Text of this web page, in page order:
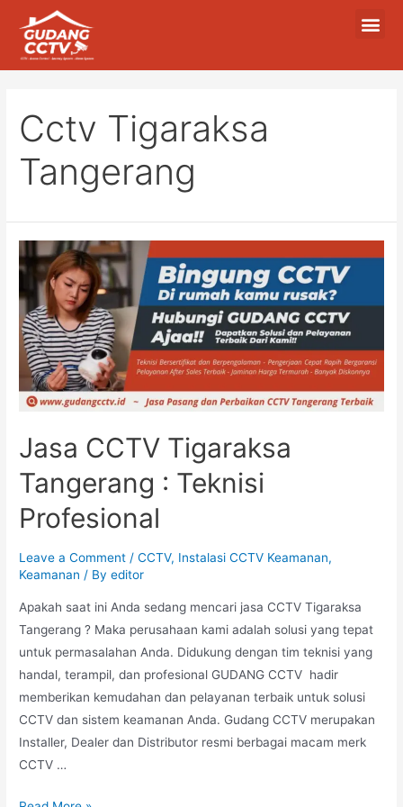
Cctv Tigaraksa
Tangerang
Jasa CCTV Tigaraksa
Tangerang : Teknisi
Profesional
Leave a Comment /CCTV, Instalasi CCTV Keamanan,
Keamanan / Byeditor
Apakah saat ini Anda sedang mencari jasa CCTV Tigaraksa
Tangerang ? Maka perusahaan kami adalah solusi yang tepat
untuk permasalahan Anda. Didukung dengan tim teknisi yang
handal, terampil, dan profesional GUDANG CCTV hadir
memberikan kemudahan dan pelayanan terbaik untuk solusi
CCTV dan sistem keamanan Anda. Gudang CCTV merupakan
Installer, Dealer dan Distributor resmi berbagai macam merk
CCTV …